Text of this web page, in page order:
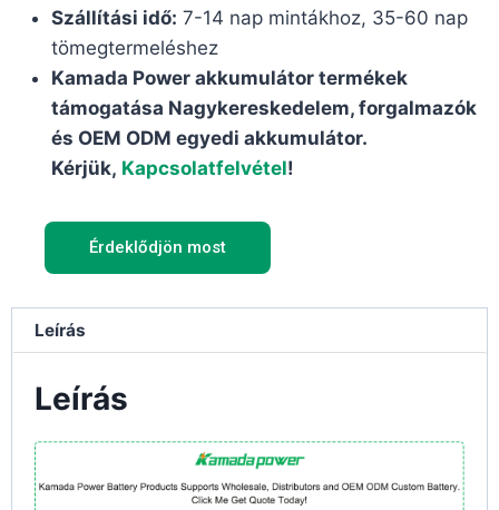
Szállítási idő: 7-14 nap mintákhoz, 35-60 nap
tömegtermeléshez
Kamada Power akkumulátor termékek
támogatása Nagykereskedelem, forgalmazók
és OEM ODM egyedi akkumulátor.
Kérjük, Kapcsolatfelvétel!
Érdeklődjön most
Leírás
Leírás